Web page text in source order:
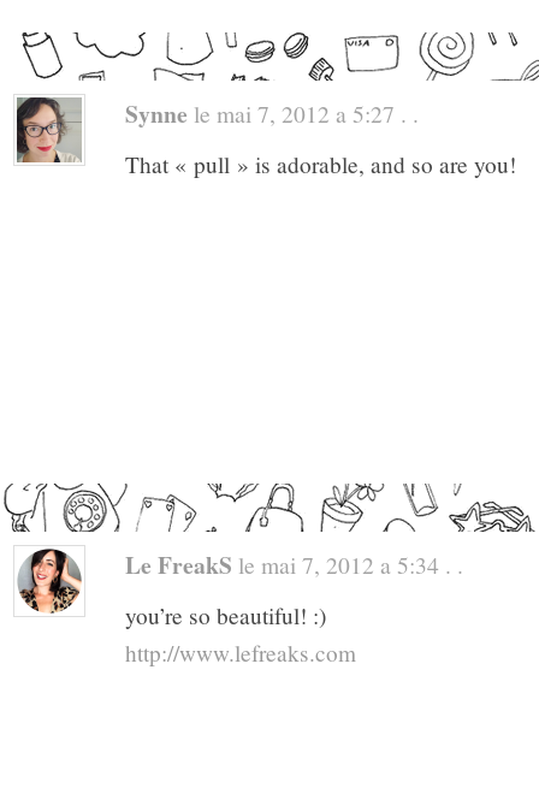
Synne le mai 7, 2012 a 5:27 . .
That « pull » is adorable, and so are you!
Le FreakS le mai 7, 2012 a 5:34 . .
you’re so beautiful! :)
http://www.lefreaks.com